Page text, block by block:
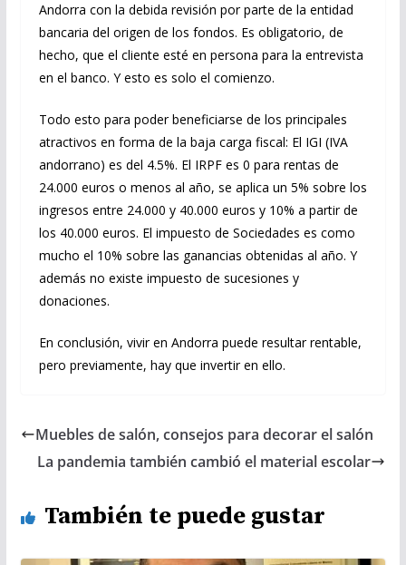
Andorra con la debida revisión por parte de la entidad
bancaria del origen de los fondos. Es obligatorio, de
hecho, que el cliente esté en persona para la entrevista
en el banco. Y esto es solo el comienzo.
Todo esto para poder beneficiarse de los principales
atractivos en forma de la baja carga fiscal: El IGI (IVA
andorrano) es del 4.5%. El IRPF es 0 para rentas de
24.000 euros o menos al año, se aplica un 5% sobre los
ingresos entre 24.000 y 40.000 euros y 10% a partir de
los 40.000 euros. El impuesto de Sociedades es como
mucho el 10% sobre las ganancias obtenidas al año. Y
además no existe impuesto de sucesiones y
donaciones.
En conclusión, vivir en Andorra puede resultar rentable,
pero previamente, hay que invertir en ello.
Muebles de salón, consejos para decorar el salón
La pandemia también cambió el material escolar
También te puede gustar